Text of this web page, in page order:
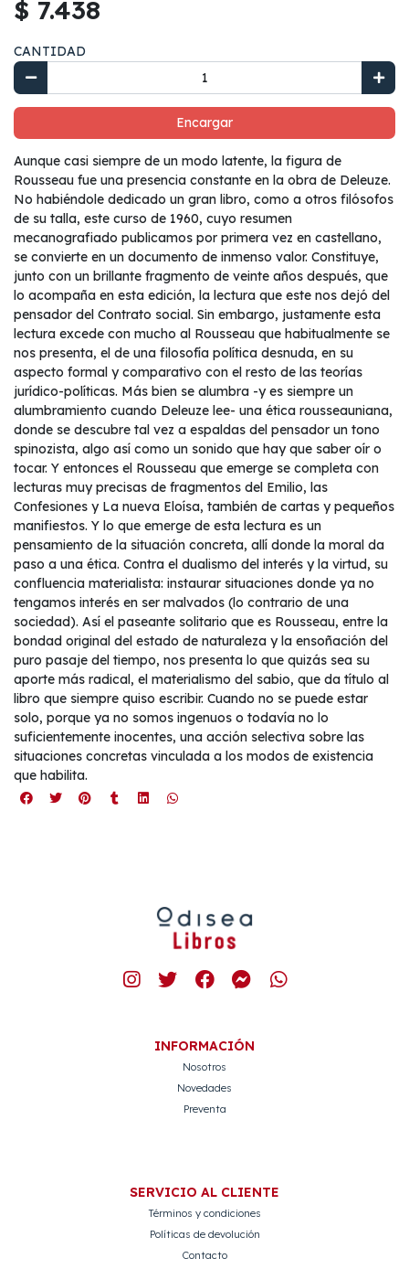
$ 7.438
CANTIDAD
Encargar
Aunque casi siempre de un modo latente, la figura de
Rousseau fue una presencia constante en la obra de Deleuze.
No habiéndole dedicado un gran libro, como a otros filósofos
de su talla, este curso de 1960, cuyo resumen
mecanografiado publicamos por primera vez en castellano,
se convierte en un documento de inmenso valor. Constituye,
junto con un brillante fragmento de veinte años después, que
lo acompaña en esta edición, la lectura que este nos dejó del
pensador del Contrato social. Sin embargo, justamente esta
lectura excede con mucho al Rousseau que habitualmente se
nos presenta, el de una filosofía política desnuda, en su
aspecto formal y comparativo con el resto de las teorías
jurídico-políticas. Más bien se alumbra -y es siempre un
alumbramiento cuando Deleuze lee- una ética rousseauniana,
donde se descubre tal vez a espaldas del pensador un tono
spinozista, algo así como un sonido que hay que saber oír o
tocar. Y entonces el Rousseau que emerge se completa con
lecturas muy precisas de fragmentos del Emilio, las
Confesiones y La nueva Eloísa, también de cartas y pequeños
manifiestos. Y lo que emerge de esta lectura es un
pensamiento de la situación concreta, allí donde la moral da
paso a una ética. Contra el dualismo del interés y la virtud, su
confluencia materialista: instaurar situaciones donde ya no
tengamos interés en ser malvados (lo contrario de una
sociedad). Así el paseante solitario que es Rousseau, entre la
bondad original del estado de naturaleza y la ensoñación del
puro pasaje del tiempo, nos presenta lo que quizás sea su
aporte más radical, el materialismo del sabio, que da título al
libro que siempre quiso escribir. Cuando no se puede estar
solo, porque ya no somos ingenuos o todavía no lo
suficientemente inocentes, una acción selectiva sobre las
situaciones concretas vinculada a los modos de existencia
que habilita.
INFORMACIÓN
Nosotros
Novedades
Preventa
SERVICIO AL CLIENTE
Términos y condiciones
Políticas de devolución
Contacto